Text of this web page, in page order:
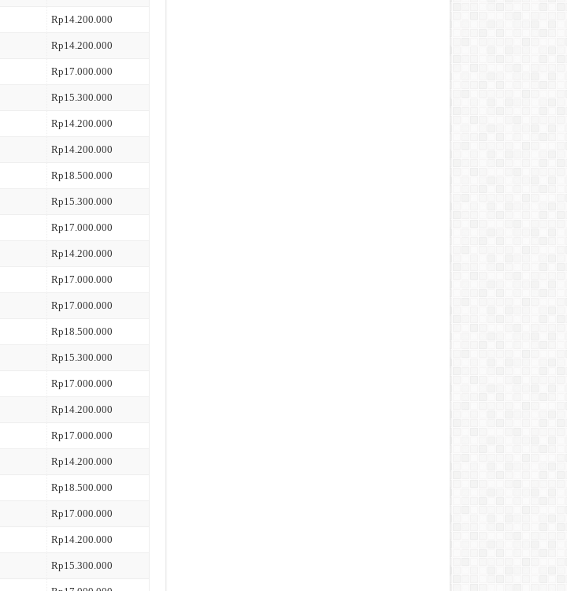
Rp14.200.000
Rp14.200.000
Rp17.000.000
Rp15.300.000
Rp14.200.000
Rp14.200.000
Rp18.500.000
Rp15.300.000
Rp17.000.000
Rp14.200.000
Rp17.000.000
Rp17.000.000
Rp18.500.000
Rp15.300.000
Rp17.000.000
Rp14.200.000
Rp17.000.000
Rp14.200.000
Rp18.500.000
Rp17.000.000
Rp14.200.000
Rp15.300.000